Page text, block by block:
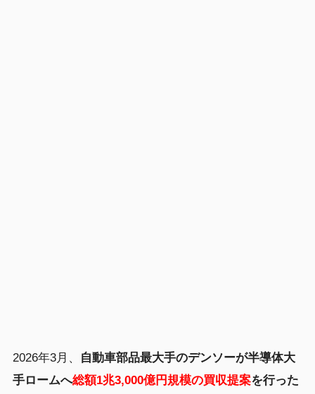
2026年3月、
自動車部品最大手のデンソーが半導体大
手ロームへ総額1兆3,000億円規模の買収提案を行った